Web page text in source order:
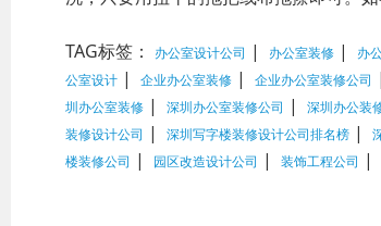
TAG标签： 办公室设计公司 | 办公室装修 | 办
公室设计 | 企业办公室装修 | 企业办公室装修公司
圳办公室装修 | 深圳办公室装修公司 | 深圳办公装
装修设计公司 | 深圳写字楼装修设计公司排名榜 |
楼装修公司 | 园区改造设计公司 | 装饰工程公司 |